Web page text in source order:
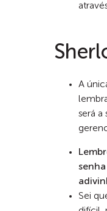
A
será a
Sei